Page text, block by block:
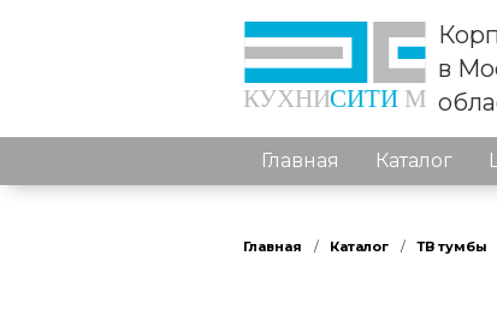
в
Главная Каталог
Главная Каталог ТВ тумбы